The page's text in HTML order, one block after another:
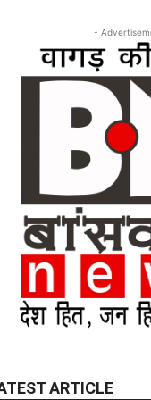
-
ARTICLE